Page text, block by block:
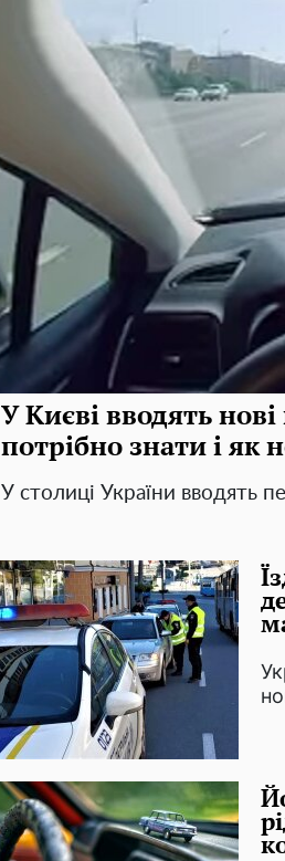
У Києві вводять
потрібно знати і як
У столиці України вводять